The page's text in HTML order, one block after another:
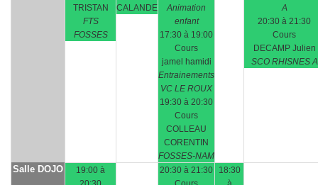
TRISTAN
FTS
FOSSES
CALANDE
Animation
enfant
17:30 à 19:00
Cours
jamel hamidi
Entrainements
VC LE ROUX
19:30 à 20:30
Cours
COLLEAU
CORENTIN
FOSSES-NAM
A
20:30 à 21:30
Cours
DECAMP Julien
SCO RHISNES A
Salle DOJO
19:00 à
20:30 à 21:30
18:30